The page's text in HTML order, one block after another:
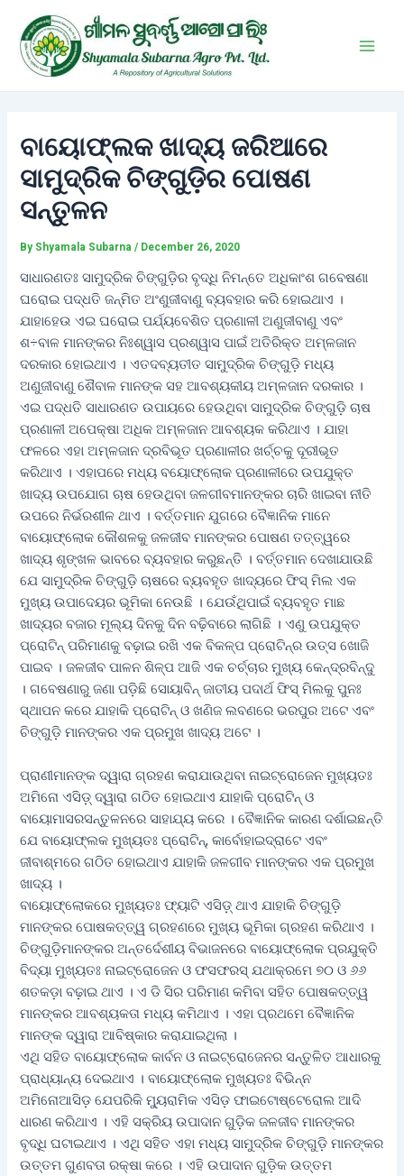
content
ବାୟୋଫ୍ଲକ ଖାଦ୍ୟ ଜରିଆରେ
ସାମୁଦ୍ରିକ ଚିଙ୍ଗୁଡ଼ିର ପୋଷଣ
ସନ୍ତୁଳନ
By Shyamala Subarna/ December 26, 2020
ସାଧାରଣତଃ ସାମୁଦ୍ରିକ ଚିଙ୍ଗୁଡ଼ିର ବୃଦ୍ଧି ନିମନ୍ତେ ଅଧିକାଂଶ ଗବେଷଣା
ଘରୋଇ ପଦ୍ଧତି ଜନ୍ମିତ ଅଂଣୁଜୀବାଣୁ ବ୍ୟବହାର କରି ହୋଇଥାଏ ।
ଯାହାହେଉ ଏଇ ଘରୋଇ ପର୍ଯ୍ୟବେଶିତ ପ୍ରଣାଳୀ ଅଣୁଜୀବାଣୁ ଏବଂ
ଶ÷ବାଳ ମାନଙ୍କର ନିଃଶ୍ୱାସ ପ୍ରଶ୍ୱାସ ପାଇଁ ଅତିରିକ୍ତ ଅମ୍ଳଜାନ
ଦରକାର ହୋଇଥାଏ । ଏତଦବ୍ୟତୀତ ସାମୁଦ୍ରିକ ଚିଙ୍ଗୁଡ଼ି ମଧ୍ୟ
ଅଣୁଜୀବାଣୁ ଶୈବାଳ ମାନଙ୍କ ସହ ଆବଶ୍ୟକୀୟ ଅମ୍ଳଜାନ ଦରକାର ।
ଏଇ ପଦ୍ଧତି ସାଧାରଣତ ଉପାୟରେ ହେଉଥିବା ସାମୁଦ୍ରିକ ଚିଙ୍ଗୁଡ଼ି ଚାଷ
ପ୍ରଣାଳୀ ଅପେକ୍ଷା ଅଧିକ ଅମ୍ଳଜାନ ଆବଶ୍ୟକ କରିଥାଏ । ଯାହା
ଫଳରେ ଏହା ଅମ୍ଳଜାନ ଦ୍ରବିଭୂତ ପ୍ରଣାଳୀର ଖର୍ଚ୍ଚକୁ ଦୂରୀଭୂତ
କରିଥାଏ । ଏହାପରେ ମଧ୍ୟ ବୟୋଫ୍ଲୋକ ପ୍ରଣାଳୀରେ ଉପଯୁକ୍ତ
ଖାଦ୍ୟ ଉପଯୋଗ ଚାଷ ହେଉଥିବା ଜଳଗୀବମାନଙ୍କର ଚାରି ଖାଇବା ନୀତି
ଉପରେ ନିର୍ଭରଶୀଳ ଥାଏ । ବର୍ତ୍ତମାନ ଯୁଗରେ ବୈଜ୍ଞାନିକ ମାନେ
ବାୟୋଫ୍ଲୋକ କୌଶଳକୁ ଜଳଜୀବ ମାନଙ୍କର ପୋଷଣ ତତ୍ତ୍ୱରେ
ଖାଦ୍ୟ ଶୃଙ୍ଖଳ ଭାବରେ ବ୍ୟବହାର କରୁଛନ୍ତି । ବର୍ତ୍ତମାନ ଦେଖାଯାଉଛି
ଯେ ସାମୁଦ୍ରିକ ଚିଙ୍ଗୁଡ଼ି ଚାଷରେ ବ୍ୟବହୃତ ଖାଦ୍ୟରେ ଫିସ୍‌ ମିଲ ଏକ
ମୁଖ୍ୟ ଉପାଦେୟର ଭୂମିକା ନେଉଛି । ଯେଉଁଥିପାଇଁ ବ୍ୟବହୃତ ମାଛ
ଖାଦ୍ୟର ବଜାର ମୂଲ୍ୟ ଦିନକୁ ଦିନ ବଢ଼ିବାରେ ଲାଗିଛି । ଏଣୁ ଉପଯୁକ୍ତ
ପ୍ରୋଟିନ୍‌ ପରିମାଣକୁ ବଢ଼ାଇ ରଖି ଏକ ବିକଳ୍ପ ପ୍ରୋଟିନ୍‌ର ଉତ୍ସ ଖୋଜି
ପାଇବ । ଜଳଜୀବ ପାଳନ ଶିଳ୍ପ ଆଜି ଏକ ଚର୍ଚ୍ଚାର ମୁଖ୍ୟ କେନ୍ଦ୍ରବିନ୍ଦୁ
। ଗବେଷଣାରୁ ଜଣା ପଡ଼ିଛି ସୋୟାବିନ୍‌ ଜାତୀୟ ପଦାର୍ଥ ଫିସ୍‌ ମିଲକୁ ପୁନଃ
ସ୍ଥାପନ କରେ ଯାହାକି ପ୍ରୋଟିନ୍‌ ଓ ଖଣିଜ ଲବଣରେ ଭରପୁର ଅଟେ ଏବଂ
ଚିଙ୍ଗୁଡ଼ି ମାନଙ୍କର ଏକ ପ୍ରମୁଖ ଖାଦ୍ୟ ଅଟେ ।
ପ୍ରାଣୀମାନଙ୍କ ଦ୍ୱାରା ଗ୍ରହଣ କରାଯାଉଥିବା ନାଇଟ୍ରୋଜେନ ମୁଖ୍ୟତଃ
ଅମିନୋ ଏସିଡ଼୍‌ ଦ୍ୱାରା ଗଠିତ ହୋଇଥାଏ ଯାହାକି ପ୍ରୋଟିନ୍‌ ଓ
ବାୟୋମାସରସନ୍ତୁଳନରେ ସାହାଯ୍ୟ କରେ । ବୈଜ୍ଞାନିକ କାରଣ ଦର୍ଶାଇଛନ୍ତି
ଯେ ବାୟୋଫ୍ଲକ ମୁଖ୍ୟତଃ ପ୍ରୋଟିନ୍‌, କାର୍ବୋହାଇଦ୍ରାଟେ ଏବଂ
ଜୀବାଶ୍ମରେ ଗଠିତ ହୋଇଥାଏ ଯାହାକି ଜଳଗୀବ ମାନଙ୍କର ଏକ ପ୍ରମୁଖ
ଖାଦ୍ୟ ।
ବାୟୋଫ୍ଲୋକରେ ମୁଖ୍ୟତଃ ଫ୍ୟାଟି ଏସିଡ଼୍‌ ଥାଏ ଯାହାକି ଚିଙ୍ଗୁଡ଼ି
ମାନଙ୍କର ପୋଷକତ୍ତ୍ୱ ଗ୍ରହଣରେ ମୁଖ୍ୟ ଭୂମିକା ଗ୍ରହଣ କରିଥାଏ ।
ଚିଙ୍ଗୁଡ଼ିମାନଙ୍କର ଅନ୍ତର୍ଦେଶୀୟ ବିଭାଜନରେ ବାୟୋଫ୍ଲୋକ ପ୍ରଯୁକ୍ତି
ବିଦ୍ୟା ମୁଖ୍ୟତଃ ନାଇଟ୍ରୋଜେନ ଓ ଫସଫରସ୍‌ ଯଥାକ୍ରମେ ୭୦ ଓ ୬୬
ଶତକଡ଼ା ବଢ଼ାଇ ଥାଏ । ଏ ଡି ସିର ପରିମାଣ କମିବା ସହିତ ପୋଷକତ୍ତ୍ୱ
ମାନଙ୍କର ଆବଶ୍ୟକତା ମଧ୍ୟ କମିଥାଏ । ଏହା ପ୍ରଥମେ ବୈଜ୍ଞାନିକ
ମାନଙ୍କ ଦ୍ୱାରା ଆବିଷ୍କାର କରାଯାଇଥିଲା ।
ଏଥି ସହିତ ବାୟୋଫ୍ଲୋକ କାର୍ବନ ଓ ନାଇଟ୍ରୋଜେନର ସନ୍ତୁଳିତ ଆଧାରକୁ
ପ୍ରାଧ୍ୟାନ୍ୟ ଦେଇଥାଏ । ବାୟୋଫ୍ଲୋକ ମୁଖ୍ୟତଃ ବିଭିନ୍ନ
ଅମିନୋଆସିଡ଼ ଯେପରିକି ମ୍ୟୁରାମିକ ଏସିଡ଼ ଫାଇଟୋଷ୍ଟେରୋଲ ଆଦି
ଧାରଣ କରିଥାଏ । ଏହି ସକ୍ରିୟ ଉପାଦାନ ଗୁଡ଼ିକ ଜଳଜୀବ ମାନଙ୍କର
ବୃଦ୍ଧି ଘଟାଇଥାଏ । ଏଥି ସହିତ ଏହା ମଧ୍ୟ ସାମୁଦ୍ରିକ ଚିଙ୍ଗୁଡ଼ି ମାନଙ୍କର
ଉତ୍ତମ ଗୁଣବତା ରକ୍ଷା କରେ । ଏହି ଉପାଦାନ ଗୁଡ଼ିକ ଉତ୍ତମ
navigation